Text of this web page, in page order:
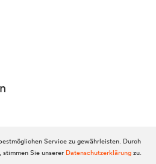
Service zu gewährleisten. Durch
Sie unserer Datenschutzerklärungzu.